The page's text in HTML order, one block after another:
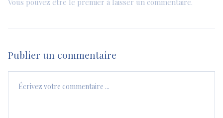
Vous pouvez être le premier à laisser un commentaire.
Publier un commentaire